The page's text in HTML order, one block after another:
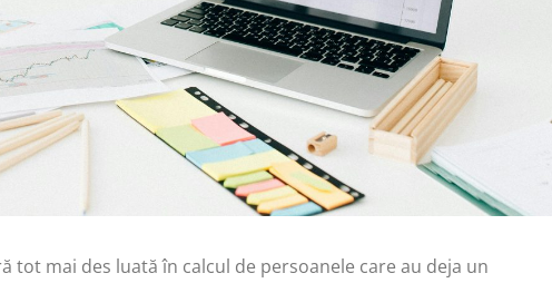
tot mai des luată în calcul de persoanele care au deja un